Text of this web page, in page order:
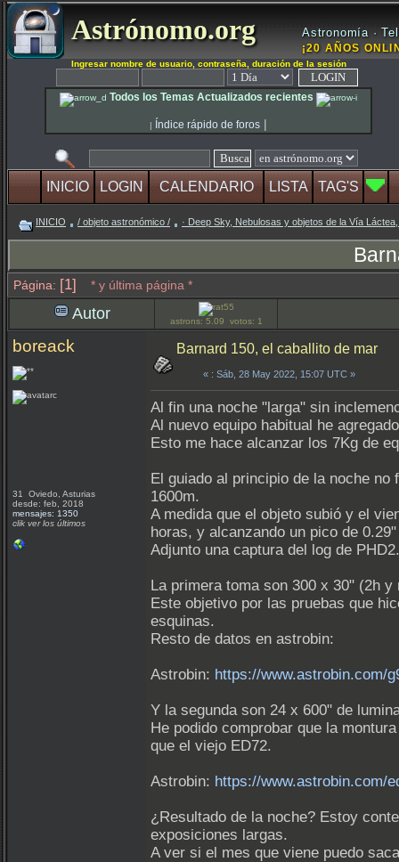
Astrónomo.org Astronomía ·
¡20 AÑOS
Ingresar nombre de usuario, contraseña, duración de la sesión
Todos los Temas Actualizados recientes
| Índice rápido de foros |
INICIO LOGIN CALENDARIO LISTA TAG'S
INICIO / objeto astronómico / · Deep Sky, Nebulosas y objetos de la Vía
Página: [1] * y última página *
Autor astrons: 5.09 votos: 1
boreack
31 Oviedo, Asturias
desde: feb, 2018
mensajes: 1350
clik ver los últimos
Barnard 150, el caballito de mar
« : Sáb, 28 May 2022, 15:07 UTC »
Al fin una noche "larga" sin
Al nuevo equipo habitual he
Esto me hace alcanzar los 7Kg de
El guiado al principio de la noche
1600m.
A medida que el objeto subió y el
horas, y alcanzando un pico de
Adjunto una captura del log de
La primera toma son 300 x 30" (2h
Este objetivo por las pruebas que
esquinas.
Resto de datos en astrobin:
Astrobin: https://www.astrobin.com/
Y la segunda son 24 x 600" de
He podido comprobar que la
que el viejo ED72.
Astrobin: https://www.astrobin.com/
¿Resultado de la noche? Estoy
exposiciones largas.
A ver si el mes que viene puedo